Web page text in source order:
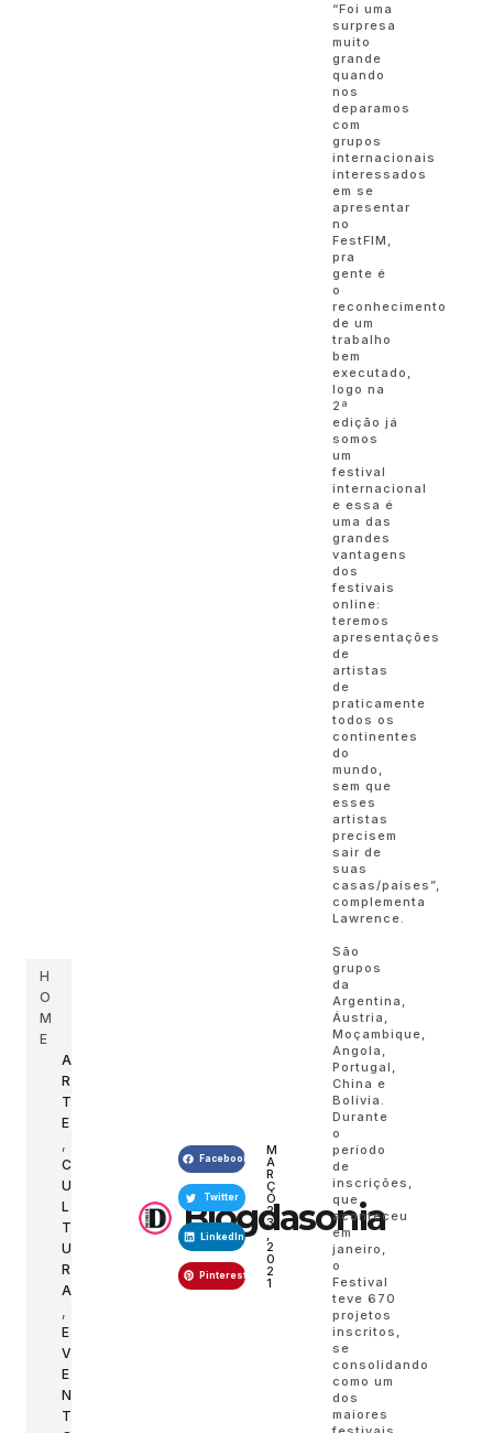
H
O
M
E
A
R
T
E
,
C
U
L
T
U
R
A
,
E
V
E
N
T
Blogdasonia
Facebook
Twitter
LinkedIn
Pinterest
M
A
R
Ç
O
2
3
,
2
0
2
1
“Foi uma
surpresa
muito
grande
quando
nos
deparamos
com
grupos
internacionais
interessados
em se
apresentar
no
FestFIM,
pra
gente é
o
reconhecimento
de um
trabalho
bem
executado,
logo na
2ª
edição já
somos
um
festival
internacional
e essa é
uma das
grandes
vantagens
dos
festivais
online:
teremos
apresentações
de
artistas
de
praticamente
todos os
continentes
do
mundo,
sem que
esses
artistas
precisem
sair de
suas
casas/países”,
complementa
Lawrence.
São
grupos
da
Argentina,
Áustria,
Moçambique,
Angola,
Portugal,
China e
Bolívia.
Durante
o
período
de
inscrições,
que
aconteceu
em
janeiro,
o
Festival
teve 670
projetos
inscritos,
se
consolidando
como um
dos
maiores